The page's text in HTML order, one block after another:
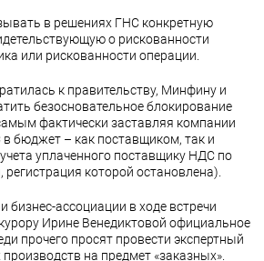
в решениях ГНС конкретную
о рискованности
или рискованности операции.
к правительству, Минфину и
безосновательное блокирование
фактически заставляя компании
бюджет – как поставщиком, так и
уплаченного поставщику НДС по
которой остановлена).
бизнес-ассоциации в ходе встречи
Ирине Венедиктовой официальное
прочего просят провести экспертный
на предмет «заказных».